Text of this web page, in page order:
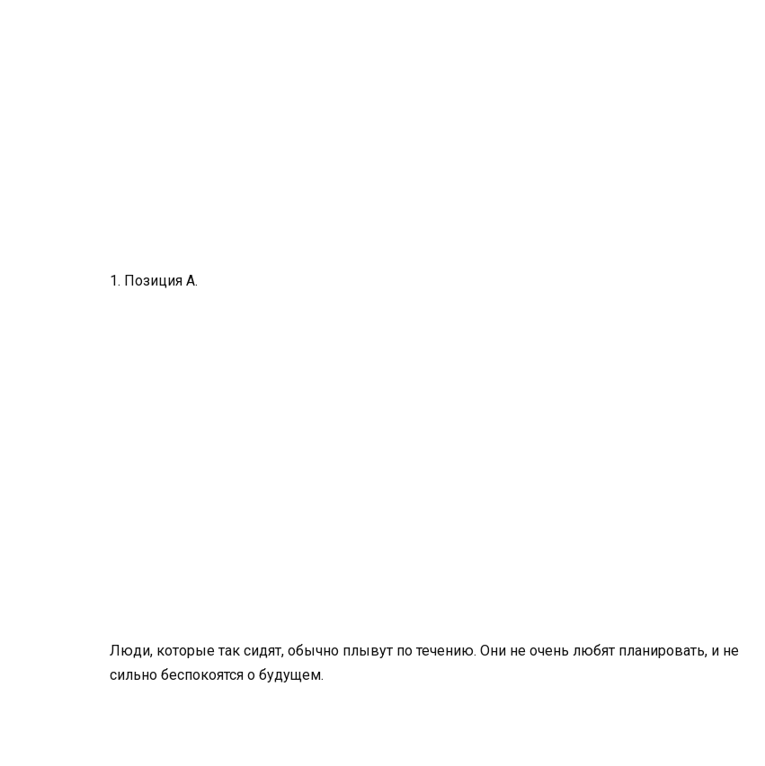
1. Позиция A.
Люди, которые так сидят, обычно плывут по течению. Они не очень любят планировать, и не
сильно беспокоятся о будущем.